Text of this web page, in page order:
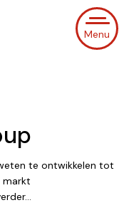
Menu
te ontwikkelen tot
markt